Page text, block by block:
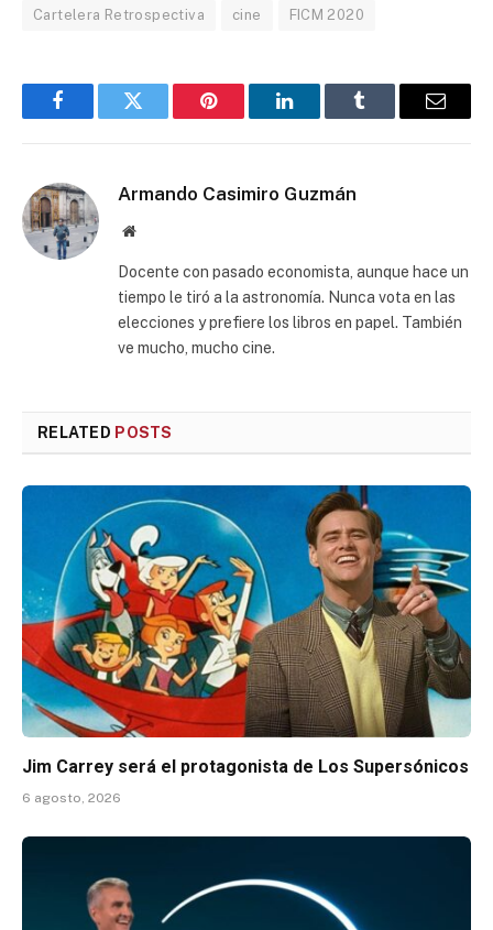
Cartelera Retrospectiva cine FICM 2020
FacebookTwitter Pinterest LinkedInTumblr Email
Armando Casimiro Guzmán
Website
Docente con pasado economista, aunque hace un
tiempo le tiró a la astronomía. Nunca vota en las
elecciones y prefiere los libros en papel. También
ve mucho, mucho cine.
RELATED POSTS
Jim Carrey será el protagonista de Los Supersónicos
6 agosto, 2026